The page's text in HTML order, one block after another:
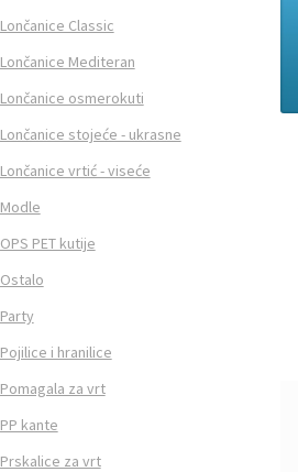
Lončanice Classic
Lončanice Mediteran
Lončanice osmerokuti
Lončanice stojeće - ukrasne
Lončanice vrtić - viseće
Modle
OPS PET kutije
Ostalo
Party
Pojilice i hranilice
Pomagala za vrt
PP kante
Prskalice za vrt